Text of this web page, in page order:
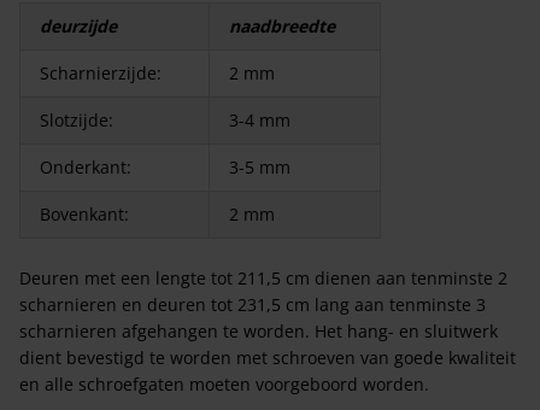
deurzijde naadbreedte
Scharnierzijde: 2 mm
Slotzijde: 3-4 mm
Onderkant: 3-5 mm
Bovenkant: 2 mm
Deuren met een lengte tot 211,5 cm dienen aan tenminste 2
scharnieren en deuren tot 231,5 cm lang aan tenminste 3
scharnieren afgehangen te worden. Het hang- en sluitwerk
dient bevestigd te worden met schroeven van goede kwaliteit
en alle schroefgaten moeten voorgeboord worden.